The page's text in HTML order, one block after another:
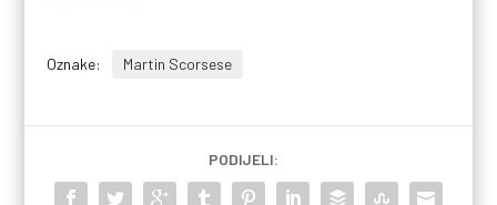
Oznake: Martin Scorsese
PODIJELI: